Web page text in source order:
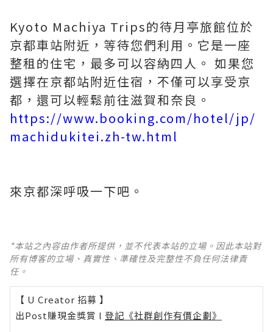
Kyoto Machiya Trips的待月亭旅館位於
京都車站附近，等待您們利用。它是一座
整租的住宅，最多可以容納四人。 如果您
選擇在京都站附近住宿，不僅可以享受京
都，還可以輕鬆前往滋賀和奈良。
https://www.booking.com/hotel/jp/
machidukitei.zh-tw.html
來京都深呼吸一下吧。
*本站之內容由作者所提供，並不代表本站的立場。因此本站對
所有博客的立場、真實性、準確性及完整性不負任何法律責
任。
【 U Creator 招募 】
出Post賺現金獎賞 l 登記《社群創作有價企劃》